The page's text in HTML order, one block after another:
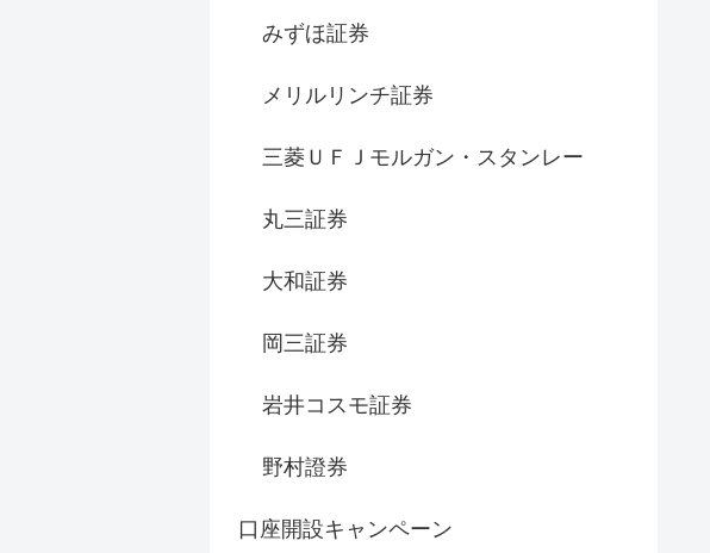
みずほ証券
メリルリンチ証券
三菱ＵＦＪモルガン・スタンレー
丸三証券
大和証券
岡三証券
岩井コスモ証券
野村證券
口座開設キャンペーン